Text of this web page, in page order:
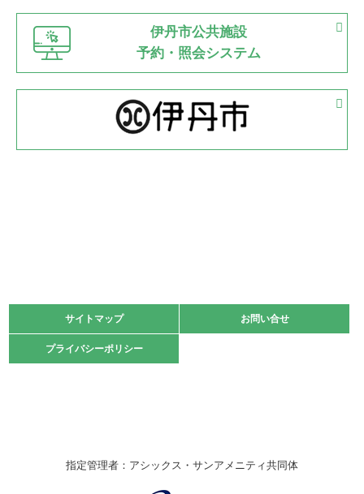
2022.06.12
県知事杯争奪バレーボール大会が開催
緑ケ丘体育館
2022.05.05
体育協会長杯 バドミントン競技の部
2022.05.22
緑ケ丘体育館
2021.10.23
卓球選手権大会ラージボールの部開催☆
伊丹市総合体育大会 バレーボール大会が開催されました
伊丹市公共施設
予約・照会システム
サイトマップ お問い合せ
プライバシーポリシー
サイトマップ お問い合せ
プライバシーポリシー
指定管理者：アシックス・サンアメニティ共同体